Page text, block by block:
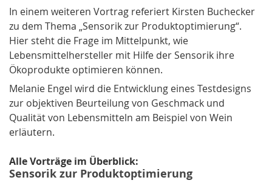
In einem weiteren Vortrag referiert Kirsten Buchecker
zu dem Thema „Sensorik zur Produktoptimierung“.
Hier steht die Frage im Mittelpunkt, wie
Lebensmittelhersteller mit Hilfe der Sensorik ihre
Ökoprodukte optimieren können.
Melanie Engel wird die Entwicklung eines Testdesigns
zur objektiven Beurteilung von Geschmack und
Qualität von Lebensmitteln am Beispiel von Wein
erläutern.
Alle Vorträge im Überblick:
Sensorik zur Produktoptimierung